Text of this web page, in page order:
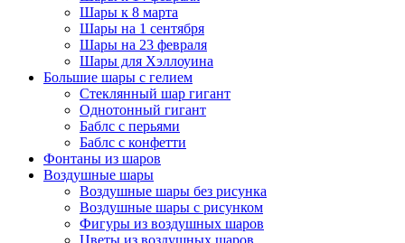
Шары к 8 марта
Шары на 1 сентября
Шары на 23 февраля
Шары для Хэллоуина
Большие шары с гелием
Стеклянный шар гигант
Однотонный гигант
Баблс с перьями
Баблс с конфетти
Фонтаны из шаров
Воздушные шары
Воздушные шары без рисунка
Воздушные шары с рисунком
Фигуры из воздушных шаров